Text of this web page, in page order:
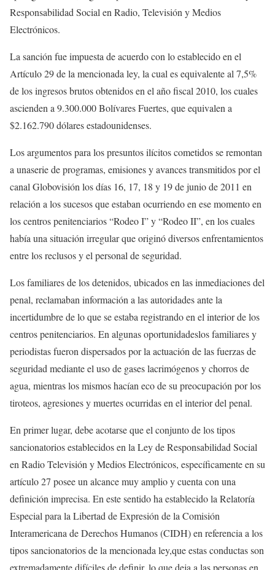
Responsabilidad Social en Radio, Televisión y Medios
Electrónicos.
La sanción fue impuesta de acuerdo con lo establecido en el
Artículo 29 de la mencionada ley, la cual es equivalente al 7,5%
de los ingresos brutos obtenidos en el año fiscal 2010, los cuales
ascienden a 9.300.000 Bolívares Fuertes, que equivalen a
$2.162.790 dólares estadounidenses.
Los argumentos para los presuntos ilícitos cometidos se remontan
a unaserie de programas, emisiones y avances transmitidos por el
canal Globovisión los días 16, 17, 18 y 19 de junio de 2011 en
relación a los sucesos que estaban ocurriendo en ese momento en
los centros penitenciarios “Rodeo I” y “Rodeo II”, en los cuales
había una situación irregular que originó diversos enfrentamientos
entre los reclusos y el personal de seguridad.
Los familiares de los detenidos, ubicados en las inmediaciones del
penal, reclamaban información a las autoridades ante la
incertidumbre de lo que se estaba registrando en el interior de los
centros penitenciarios. En algunas oportunidadeslos familiares y
periodistas fueron dispersados por la actuación de las fuerzas de
seguridad mediante el uso de gases lacrimógenos y chorros de
agua, mientras los mismos hacían eco de su preocupación por los
tiroteos, agresiones y muertes ocurridas en el interior del penal.
En primer lugar, debe acotarse que el conjunto de los tipos
sancionatorios establecidos en la Ley de Responsabilidad Social
en Radio Televisión y Medios Electrónicos, específicamente en su
artículo 27 posee un alcance muy amplio y cuenta con una
definición imprecisa. En este sentido ha establecido la Relatoría
Especial para la Libertad de Expresión de la Comisión
Interamericana de Derechos Humanos (CIDH) en referencia a los
tipos sancionatorios de la mencionada ley,que estas conductas son
extremadamente difíciles de definir, lo que deja a las personas en